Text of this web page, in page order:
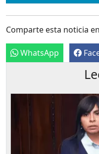
Comparte esta noticia
WhatsApp